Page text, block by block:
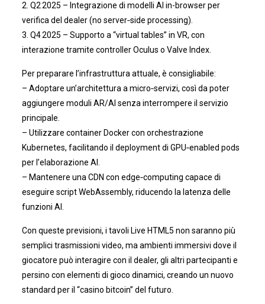
2. Q2 2025 – Integrazione di modelli AI in-browser per
verifica del dealer (no server‑side processing).
3. Q4 2025 – Supporto a “virtual tables” in VR, con
interazione tramite controller Oculus o Valve Index.
Per preparare l’infrastruttura attuale, è consigliabile:
– Adoptare un’architettura a micro‑servizi, così da poter
aggiungere moduli AR/AI senza interrompere il servizio
principale.
– Utilizzare container Docker con orchestrazione
Kubernetes, facilitando il deployment di GPU‑enabled pods
per l’elaborazione AI.
– Mantenere una CDN con edge‑computing capace di
eseguire script WebAssembly, riducendo la latenza delle
funzioni AI.
Con queste previsioni, i tavoli Live HTML5 non saranno più
semplici trasmissioni video, ma ambienti immersivi dove il
giocatore può interagire con il dealer, gli altri partecipanti e
persino con elementi di gioco dinamici, creando un nuovo
standard per il “casino bitcoin” del futuro.